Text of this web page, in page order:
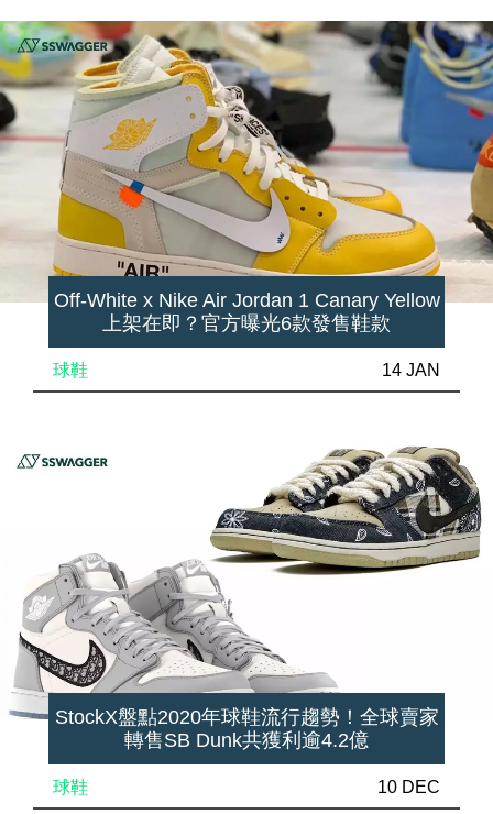
Off-White x Nike Air Jordan 1 Canary Yellow
上架在即？官方曝光6款發售鞋款
球鞋 14 JAN
StockX盤點2020年球鞋流行趨勢！全球賣家
轉售SB Dunk共獲利逾4.2億
球鞋 10 DEC